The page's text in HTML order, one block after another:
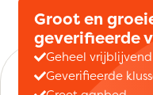
Groot en
geverifieerde
Geheel vrijblijvend
Geverifieerde